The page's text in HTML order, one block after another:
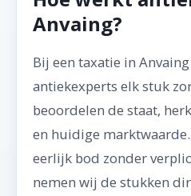
Anvaing?
Bij een taxatie in
antiekexperts elk stuk
beoordelen de staat,
en huidige
eerlijk bod zonder
nemen wij de stukken